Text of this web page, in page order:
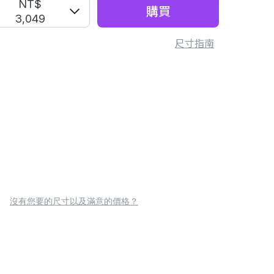
NT$
3,049
購買
尺寸指南
沒有您要的尺寸以及滿意的價格？